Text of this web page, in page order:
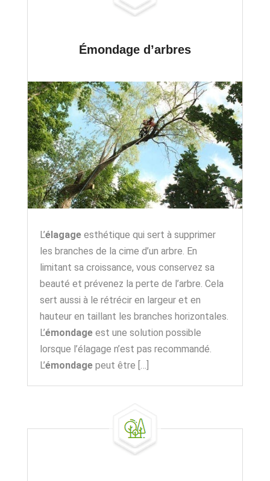
Émondage d’arbres
L’élagageesthétique qui sert à supprimer
les branches de la cime d’un arbre. En
limitant sa croissance, vous conservez sa
beauté et prévenez la perte de l’arbre. Cela
sert aussi à le rétrécir en largeur et en
hauteur en taillant les branches horizontales.
L’émondageest une solution possible
lorsque l’élagage n’est pas recommandé.
L’émondagepeut être […]